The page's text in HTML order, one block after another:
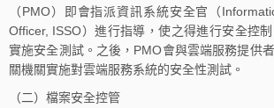
（PMO）即會指派資訊系統安全官（
Officer, ISSO）進行指導，使之得進行安全控
實施安全測試。之後，PMO會與雲端服務提供
關機關實施對雲端服務系統的安全性測試。
（二）檔案安全控管